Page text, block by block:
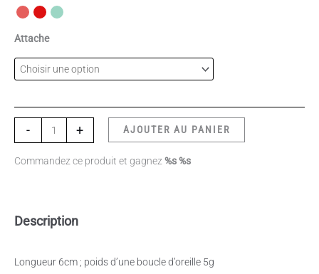
Attache
- + AJOUTER AU PANIER
Commandez ce produit et gagnez%s %s
Description
Longueur 6cm ; poids d’une boucle d’oreille 5g